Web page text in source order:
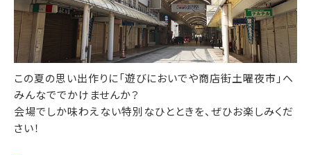
この夏の思い出作りに「遊びにおいでや商店街土曜夜市」へ
みんなででかけませんか？
会場でしか味わえない特別なひとときを、ぜひお楽しみくだ
さい！